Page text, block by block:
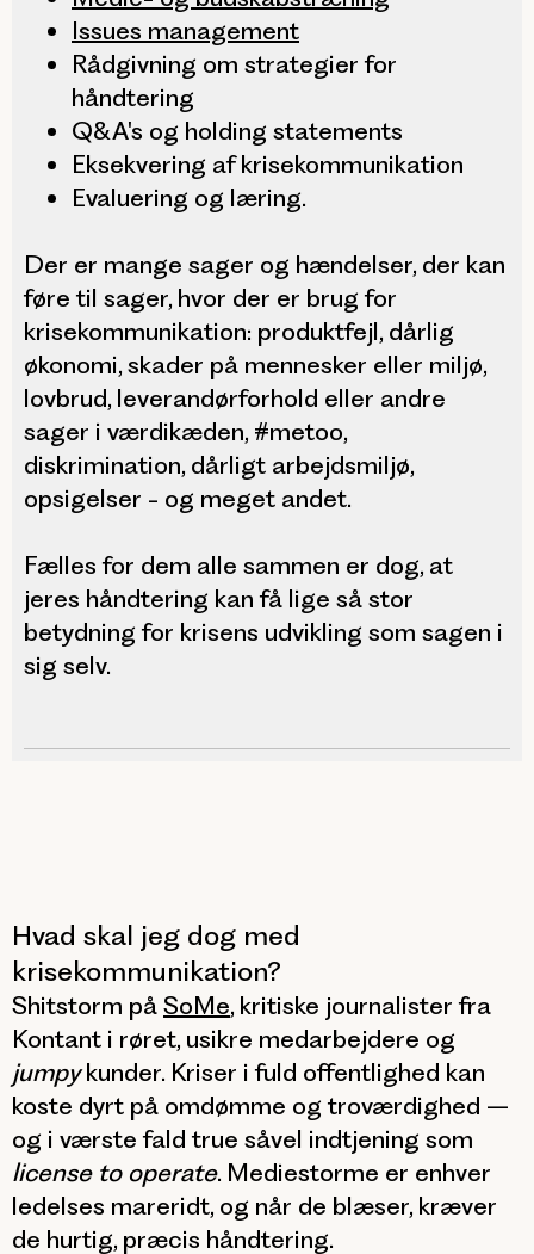
Issues management
Rådgivning om strategier for
håndtering
Q&A's og holding statements
Eksekvering af krisekommunikation
Evaluering og læring.
Der er mange sager og hændelser, der kan
føre til sager, hvor der er brug for
krisekommunikation: produktfejl, dårlig
økonomi, skader på mennesker eller miljø,
lovbrud, leverandørforhold eller andre
sager i værdikæden, #metoo,
diskrimination, dårligt arbejdsmiljø,
opsigelser - og meget andet.
Fælles for dem alle sammen er dog, at
jeres håndtering kan få lige så stor
betydning for krisens udvikling som sagen i
sig selv.
Hvad skal jeg dog med
krisekommunikation?
Shitstorm på SoMe, kritiske journalister fra
Kontant i røret, usikre medarbejdere og
jumpykunder. Kriser i fuld offentlighed kan
koste dyrt på omdømme og troværdighed –
og i værste fald true såvel indtjening som
license to operate. Mediestorme er enhver
ledelses mareridt, og når de blæser, kræver
de hurtig, præcis håndtering.